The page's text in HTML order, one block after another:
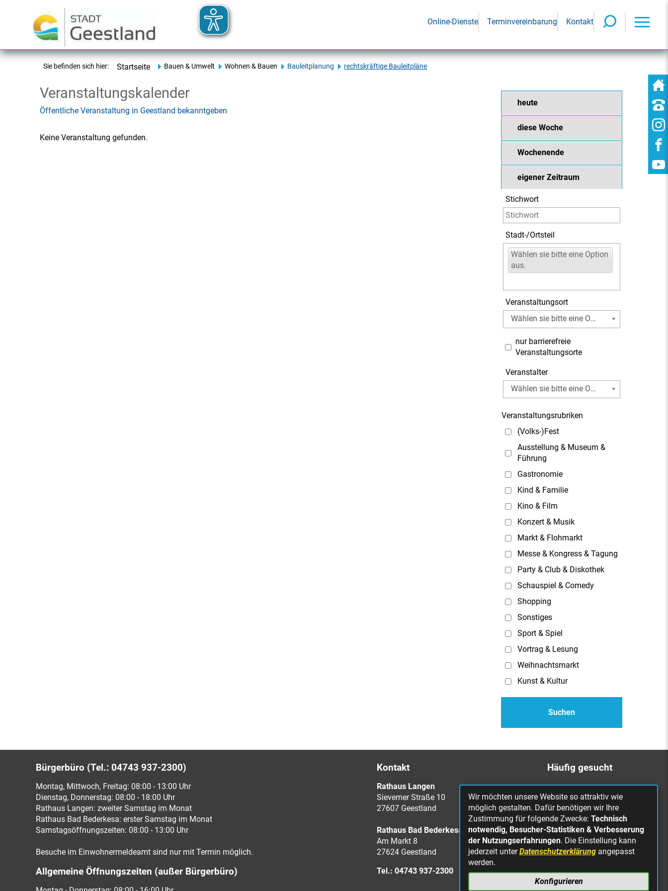
Online-Dienste Terminvereinbarung Kontakt
Sie befinden sich hier: Startseite Bauen & Umwelt Wohnen & Bauen Bauleitplanung rechtskräftige Bauleitpläne
Veranstaltungskalender
Öffentliche Veranstaltung in Geestland bekanntgeben
Keine Veranstaltung gefunden.
heute
diese Woche
Wochenende
eigener Zeitraum
Stichwort
Stadt-/Ortsteil
Wählen sie bitte eine Option
aus.
Veranstaltungsort
Wählen sie bitte eine Option aus.
Veranstalter
Wählen sie bitte eine Option aus.
nur barrierefreie
Veranstaltungsorte
Veranstaltungsrubriken
(Volks-)Fest
Ausstellung & Museum &
Führung
Gastronomie
Kind & Familie
Kino & Film
Konzert & Musik
Markt & Flohmarkt
Messe & Kongress & Tagung
Party & Club & Diskothek
Schauspiel & Comedy
Shopping
Sonstiges
Sport & Spiel
Vortrag & Lesung
Weihnachtsmarkt
Kunst & Kultur
Bürgerbüro (Tel.: 04743 937-2300)
Montag, Mittwoch, Freitag: 08:00 - 13:00 Uhr
Dienstag, Donnerstag: 08:00 - 18:00 Uhr
Rathaus Langen: zweiter Samstag im Monat
Rathaus Bad Bederkesa: erster Samstag im Monat
Samstagsöffnungszeiten: 08:00 - 13:00 Uhr
Besuche im Einwohnermeldeamt sind nur mit Termin möglich.
Allgemeine Öffnungszeiten (außer Bürgerbüro)
Kontakt
Rathaus Langen
Sieverner Straße 10
27607 Geestland
Rathaus Bad Bederkesa
Am Markt 8
27624 Geestland
Tel.: 04743 937-2300
Häufig gesucht
Bürgerbüro
Online Rathaus
Was erledige ich wo?
Stellenangebote
Mängelmeldung
defekt
Wir möchten unsere Website so attraktiv wie
möglich gestalten. Dafür benötigen wir Ihre
Zustimmung für folgende Zwecke: Technisch
notwendig, Besucher-Statistiken & Verbesserung
der Nutzungserfahrungen. Die Einstellung kann
jederzeit unterDatenschutzerklärung angepasst
werden.
Konfigurieren